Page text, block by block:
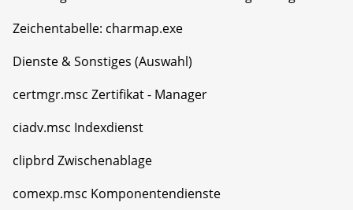
Zeichentabelle: charmap.exe
Dienste & Sonstiges (Auswahl)
certmgr.msc Zertifikat - Manager
ciadv.msc Indexdienst
clipbrd Zwischenablage
comexp.msc Komponentendienste